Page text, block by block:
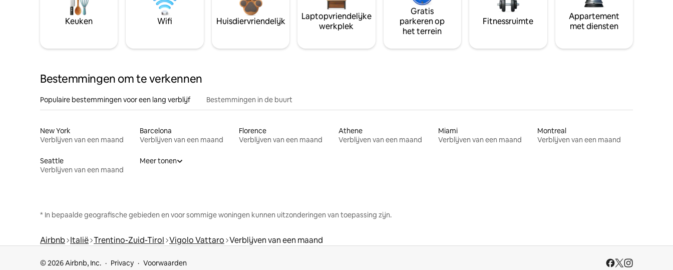
Keuken Wifi Huisdiervriendelijk
Laptopvriendelijke
werkplek
Gratis
parkeren op
het terrein
Fitnessruimte
Appartement
met diensten
Bestemmingen om te verkennen
Populaire bestemmingen voor een lang verblijf Bestemmingen in de buurt
New York
Verblijven van een maand
Barcelona
Verblijven van een maand
Florence
Verblijven van een maand
Athene
Verblijven van een maand
Miami
Verblijven van een maand
Montreal
Verblijven van een maand
Seattle
Verblijven van een maand
Meer tonen
* In bepaalde geografische gebieden en voor sommige woningen kunnen uitzonderingen van toepassing zijn.
Airbnb Italië Trentino-Zuid-Tirol Vigolo Vattaro Verblijven van een maand
© 2026 Airbnb, Inc. Privacy Voorwaarden